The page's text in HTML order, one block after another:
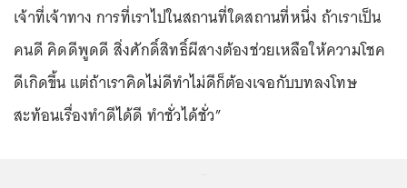
เจ้าที่เจ้าทาง การที่เราไปในสถานที่ใดสถานที่หนึ่ง ถ้าเราเป็น
คนดี คิดดีพูดดี สิ่งศักดิ์สิทธิ์ผีสางต้องช่วยเหลือให้ความโชค
ดีเกิดขึ้น แต่ถ้าเราคิดไม่ดีทำไม่ดีก็ต้องเจอกับบทลงโทษ
สะท้อนเรื่องทำดีได้ดี ทำชั่วได้ชั่ว”